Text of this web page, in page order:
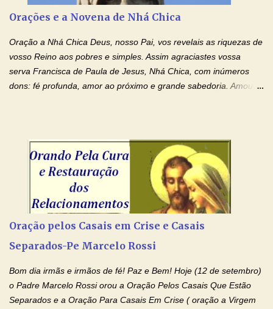
amo. Nós precisamos desesperadamente de cura física e
espiritual, através do toque consolador de tuas Mãos
ensanguentadas e infinitamente poderosas. Eu reconheço,
apesar de toda a minha limitação e da infinidade dos meus ...
Orações e a Novena de Nhá Chica
Oração a Nhá Chica Deus, nosso Pai, vos revelais as riquezas de
vosso Reino aos pobres e simples. Assim agraciastes vossa
serva Francisca de Paula de Jesus, Nhá Chica, com inúmeros
dons: fé profunda, amor ao próximo e grande sabedoria. Amou a
Senhor Jesus Cristo, vosso Filho, na unidade do Espírito Santo.
Amém. Novena a Nhá Chica (Oração para obter os favores
celestiais através da intercessão da Serva de Deus Nhá Chica)
(Rezar durante nove dias seguidos ou intercalados) Nhá Chica,
recorro a vós como intercessora entre a Bondade Divina e as
entregueis nas mãos do Santíssimo o meu pedido urgente (Fazer
o pedido). Acolhei, Nhá Chica, no vosso coração bondoso as
Oração pelos Casais em Crise e Casais
Separados-Pe Marcelo Rossi
Bom dia irmãs e irmãos de fé! Paz e Bem! Hoje (12 de setembro)
o Padre Marcelo Rossi orou a Oração Pelos Casais Que Estão
Separados e a Oração Para Casais Em Crise ( oração a Virgem